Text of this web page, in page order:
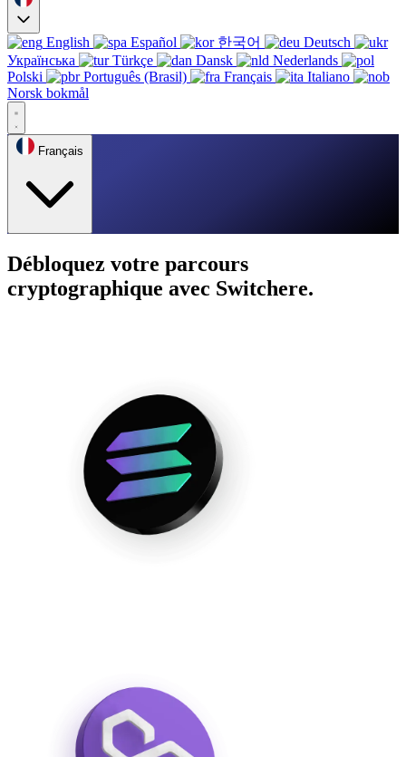
English Español 한국어
Deutsch
Українська
Türkçe Dansk
Nederlands
Polski
Português (Brasil) Français
Italiano
Norsk bokmål
Français
Débloquez votre parcours
cryptographique avec Switchere.